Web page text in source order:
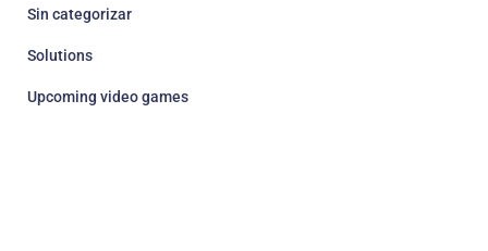
Sin categorizar
Solutions
Upcoming video games